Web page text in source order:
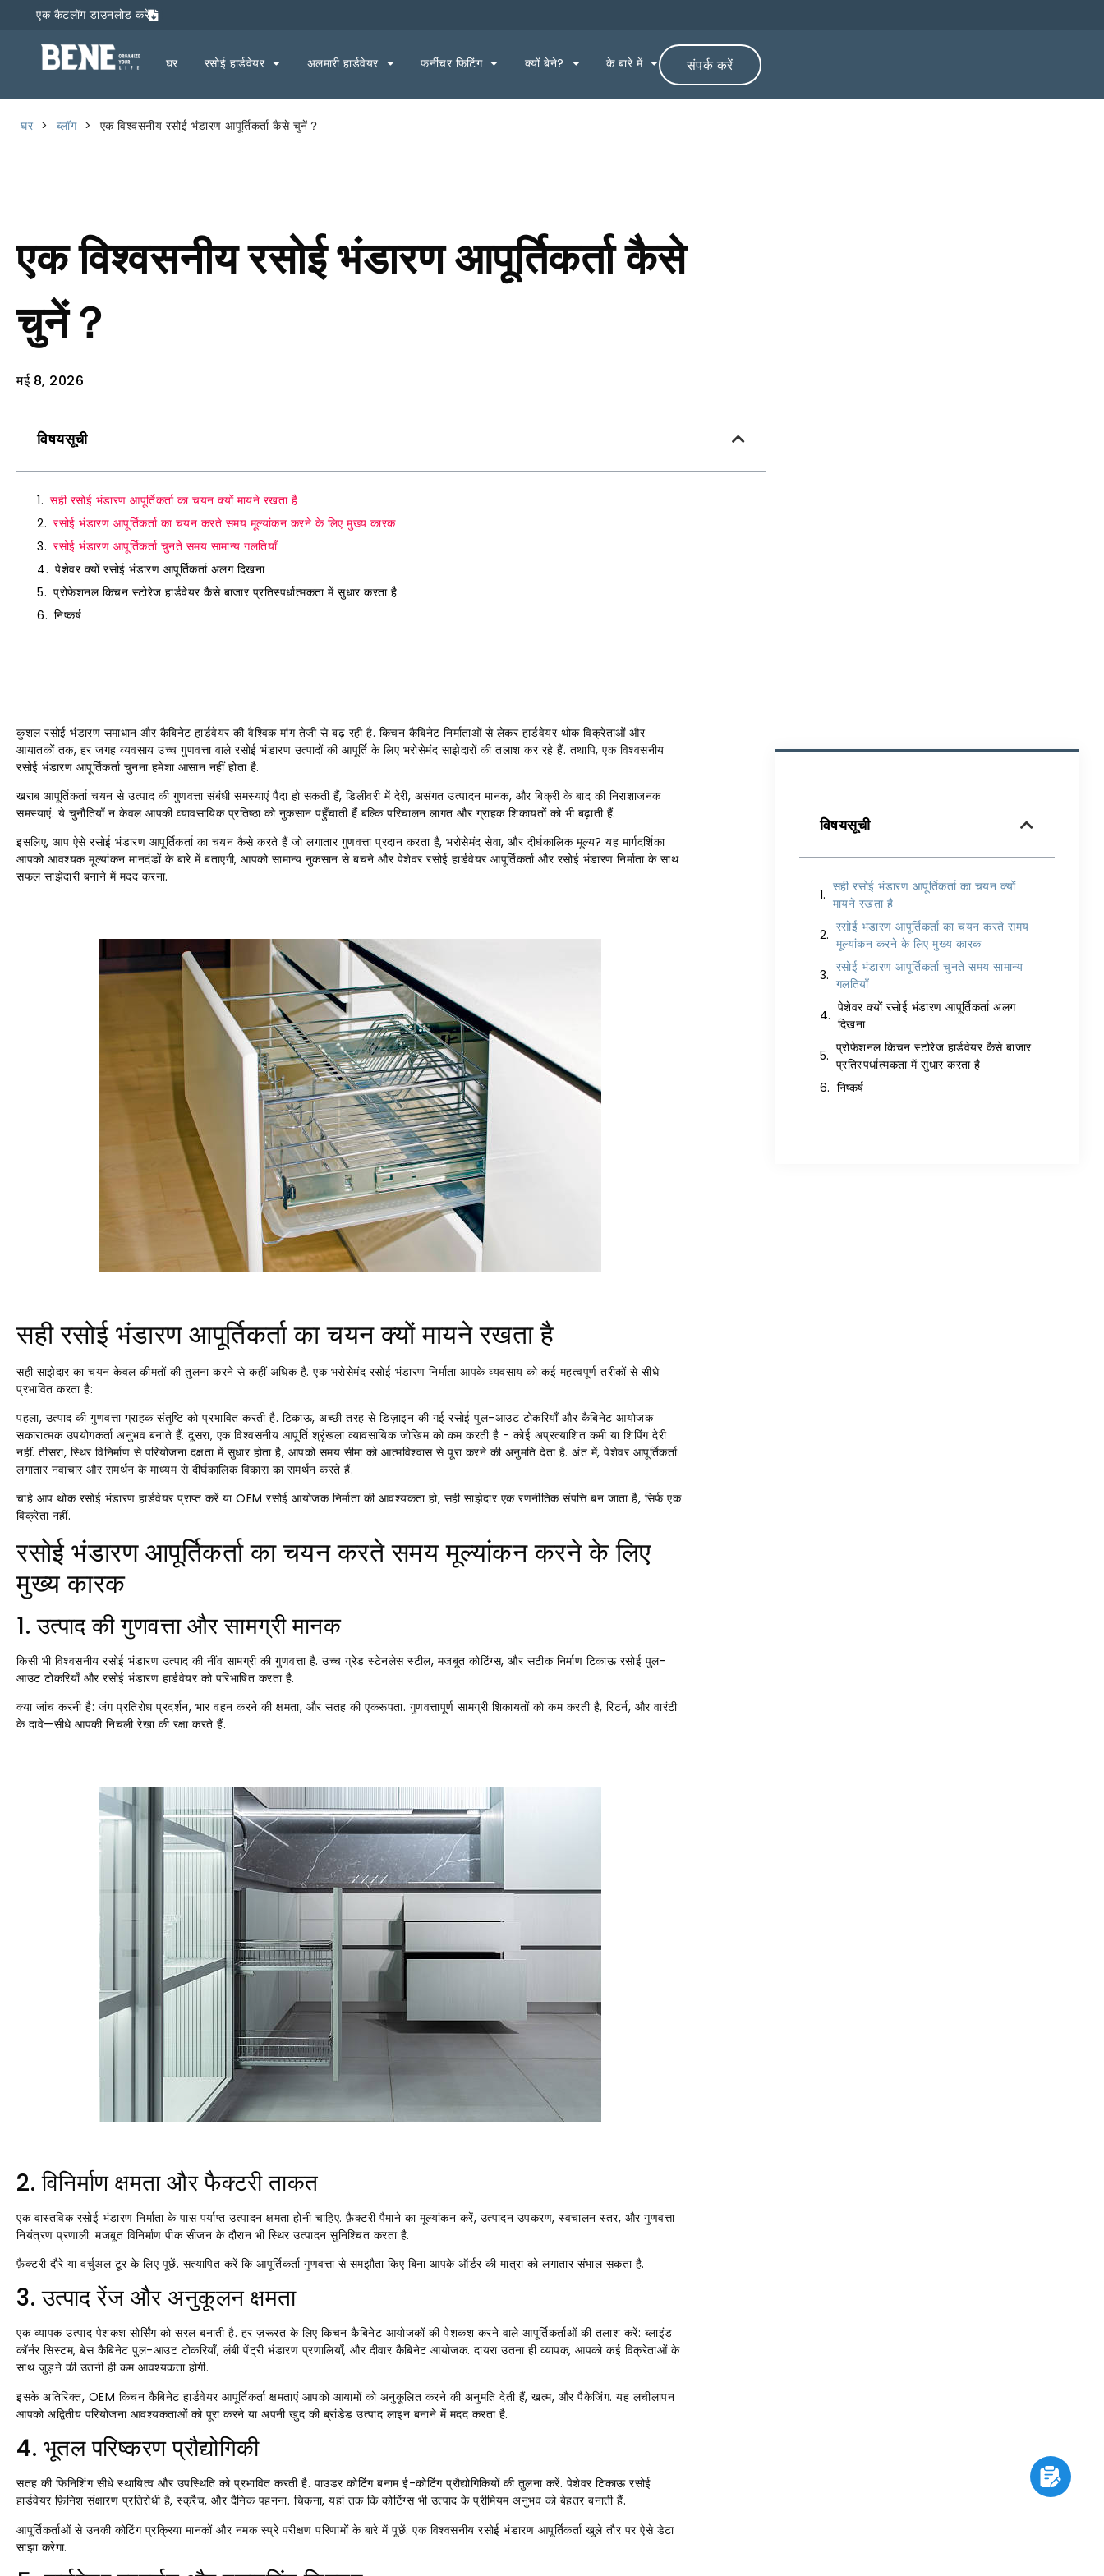
एक कैटलॉग डाउनलोड करें
घर रसोई हार्डवेयर अलमारी हार्डवेयर फर्नीचर फिटिंग क्यों बेने? के बारे में संपर्क करें
घर > ब्लॉग > एक विश्वसनीय रसोई भंडारण आपूर्तिकर्ता कैसे चुनें？
एक विश्वसनीय रसोई भंडारण आपूर्तिकर्ता कैसे
चुनें？
मई 8, 2026
विषयसूची
सही रसोई भंडारण आपूर्तिकर्ता का चयन क्यों मायने रखता है
रसोई भंडारण आपूर्तिकर्ता का चयन करते समय मूल्यांकन करने के लिए मुख्य कारक
रसोई भंडारण आपूर्तिकर्ता चुनते समय सामान्य गलतियाँ
पेशेवर क्यों रसोई भंडारण आपूर्तिकर्ता अलग दिखना
प्रोफेशनल किचन स्टोरेज हार्डवेयर कैसे बाजार प्रतिस्पर्धात्मकता में सुधार करता है
निष्कर्ष
कुशल रसोई भंडारण समाधान और कैबिनेट हार्डवेयर की वैश्विक मांग तेजी से बढ़ रही है. किचन कैबिनेट निर्माताओं से लेकर हार्डवेयर थोक विक्रेताओं और
आयातकों तक, हर जगह व्यवसाय उच्च गुणवत्ता वाले रसोई भंडारण उत्पादों की आपूर्ति के लिए भरोसेमंद साझेदारों की तलाश कर रहे हैं. तथापि, एक विश्वसनीय
रसोई भंडारण आपूर्तिकर्ता चुनना हमेशा आसान नहीं होता है.
खराब आपूर्तिकर्ता चयन से उत्पाद की गुणवत्ता संबंधी समस्याएं पैदा हो सकती हैं, डिलीवरी में देरी, असंगत उत्पादन मानक, और बिक्री के बाद की निराशाजनक
समस्याएं. ये चुनौतियाँ न केवल आपकी व्यावसायिक प्रतिष्ठा को नुकसान पहुँचाती हैं बल्कि परिचालन लागत और ग्राहक शिकायतों को भी बढ़ाती हैं.
इसलिए, आप ऐसे रसोई भंडारण आपूर्तिकर्ता का चयन कैसे करते हैं जो लगातार गुणवत्ता प्रदान करता है, भरोसेमंद सेवा, और दीर्घकालिक मूल्य? यह मार्गदर्शिका
आपको आवश्यक मूल्यांकन मानदंडों के बारे में बताएगी, आपको सामान्य नुकसान से बचने और पेशेवर रसोई हार्डवेयर आपूर्तिकर्ता और रसोई भंडारण निर्माता के साथ
सफल साझेदारी बनाने में मदद करना.
सही रसोई भंडारण आपूर्तिकर्ता का चयन क्यों मायने रखता है
सही साझेदार का चयन केवल कीमतों की तुलना करने से कहीं अधिक है. एक भरोसेमंद रसोई भंडारण निर्माता आपके व्यवसाय को कई महत्वपूर्ण तरीकों से सीधे
प्रभावित करता है:
पहला, उत्पाद की गुणवत्ता ग्राहक संतुष्टि को प्रभावित करती है. टिकाऊ, अच्छी तरह से डिज़ाइन की गई रसोई पुल-आउट टोकरियाँ और कैबिनेट आयोजक
सकारात्मक उपयोगकर्ता अनुभव बनाते हैं. दूसरा, एक विश्वसनीय आपूर्ति श्रृंखला व्यावसायिक जोखिम को कम करती है - कोई अप्रत्याशित कमी या शिपिंग देरी
नहीं. तीसरा, स्थिर विनिर्माण से परियोजना दक्षता में सुधार होता है, आपको समय सीमा को आत्मविश्वास से पूरा करने की अनुमति देता है. अंत में, पेशेवर आपूर्तिकर्ता
लगातार नवाचार और समर्थन के माध्यम से दीर्घकालिक विकास का समर्थन करते हैं.
चाहे आप थोक रसोई भंडारण हार्डवेयर प्राप्त करें या OEM रसोई आयोजक निर्माता की आवश्यकता हो, सही साझेदार एक रणनीतिक संपत्ति बन जाता है, सिर्फ एक
विक्रेता नहीं.
रसोई भंडारण आपूर्तिकर्ता का चयन करते समय मूल्यांकन करने के लिए
मुख्य कारक
1. उत्पाद की गुणवत्ता और सामग्री मानक
किसी भी विश्वसनीय रसोई भंडारण उत्पाद की नींव सामग्री की गुणवत्ता है. उच्च ग्रेड स्टेनलेस स्टील, मजबूत कोटिंग्स, और सटीक निर्माण टिकाऊ रसोई पुल-
आउट टोकरियाँ और रसोई भंडारण हार्डवेयर को परिभाषित करता है.
क्या जांच करनी है: जंग प्रतिरोध प्रदर्शन, भार वहन करने की क्षमता, और सतह की एकरूपता. गुणवत्तापूर्ण सामग्री शिकायतों को कम करती है, रिटर्न, और वारंटी
के दावे—सीधे आपकी निचली रेखा की रक्षा करते हैं.
2. विनिर्माण क्षमता और फैक्टरी ताकत
एक वास्तविक रसोई भंडारण निर्माता के पास पर्याप्त उत्पादन क्षमता होनी चाहिए. फ़ैक्टरी पैमाने का मूल्यांकन करें, उत्पादन उपकरण, स्वचालन स्तर, और गुणवत्ता
नियंत्रण प्रणाली. मजबूत विनिर्माण पीक सीजन के दौरान भी स्थिर उत्पादन सुनिश्चित करता है.
फ़ैक्टरी दौरे या वर्चुअल टूर के लिए पूछें. सत्यापित करें कि आपूर्तिकर्ता गुणवत्ता से समझौता किए बिना आपके ऑर्डर की मात्रा को लगातार संभाल सकता है.
3. उत्पाद रेंज और अनुकूलन क्षमता
एक व्यापक उत्पाद पेशकश सोर्सिंग को सरल बनाती है. हर ज़रूरत के लिए किचन कैबिनेट आयोजकों की पेशकश करने वाले आपूर्तिकर्ताओं की तलाश करें: ब्लाइंड
कॉर्नर सिस्टम, बेस कैबिनेट पुल-आउट टोकरियाँ, लंबी पेंट्री भंडारण प्रणालियाँ, और दीवार कैबिनेट आयोजक. दायरा उतना ही व्यापक, आपको कई विक्रेताओं के
साथ जुड़ने की उतनी ही कम आवश्यकता होगी.
इसके अतिरिक्त, OEM किचन कैबिनेट हार्डवेयर आपूर्तिकर्ता क्षमताएं आपको आयामों को अनुकूलित करने की अनुमति देती हैं, खत्म, और पैकेजिंग. यह लचीलापन
आपको अद्वितीय परियोजना आवश्यकताओं को पूरा करने या अपनी खुद की ब्रांडेड उत्पाद लाइन बनाने में मदद करता है.
4. भूतल परिष्करण प्रौद्योगिकी
सतह की फिनिशिंग सीधे स्थायित्व और उपस्थिति को प्रभावित करती है. पाउडर कोटिंग बनाम ई-कोटिंग प्रौद्योगिकियों की तुलना करें. पेशेवर टिकाऊ रसोई
हार्डवेयर फ़िनिश संक्षारण प्रतिरोधी है, स्क्रैच, और दैनिक पहनना. चिकना, यहां तक ​​कि कोटिंग्स भी उत्पाद के प्रीमियम अनुभव को बेहतर बनाती हैं.
आपूर्तिकर्ताओं से उनकी कोटिंग प्रक्रिया मानकों और नमक स्प्रे परीक्षण परिणामों के बारे में पूछें. एक विश्वसनीय रसोई भंडारण आपूर्तिकर्ता खुले तौर पर ऐसे डेटा
साझा करेगा.
विषयसूची
सही रसोई भंडारण आपूर्तिकर्ता का चयन क्यों
मायने रखता है
रसोई भंडारण आपूर्तिकर्ता का चयन करते समय
मूल्यांकन करने के लिए मुख्य कारक
रसोई भंडारण आपूर्तिकर्ता चुनते समय सामान्य
गलतियाँ
पेशेवर क्यों रसोई भंडारण आपूर्तिकर्ता अलग
दिखना
प्रोफेशनल किचन स्टोरेज हार्डवेयर कैसे बाजार
प्रतिस्पर्धात्मकता में सुधार करता है
निष्कर्ष